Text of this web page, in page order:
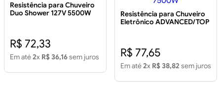
Resistência para Chuveiro
Duo Shower 127V 5500W
R$ 72,33
Em até2x R$ 36,16sem juros
Resistência para Chuveiro
Eletrônico ADVANCED/TOP
R$ 77,65
Em até2x R$ 38,82 sem juros